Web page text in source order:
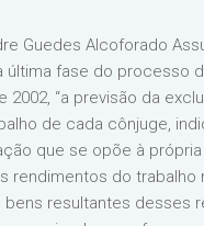
Guedes Alcoforado
última fase do processo
2002, “a previsão da
de cada cônjuge,
que se opõe à
rendimentos do trabalho
bens resultantes desses